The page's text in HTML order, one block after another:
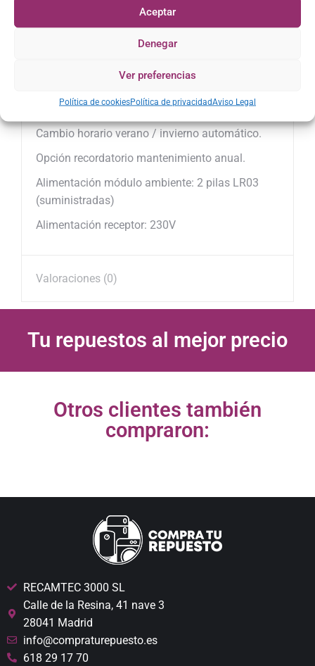
Aceptar
Denegar
Ver preferencias
Política de cookiesPolítica de privacidadAviso Legal
Programación de 2 temperaturas de consigna.
Visualización de temperatura ambiente.
Indicador del estado de la caldera.
Cambio horario verano / invierno automático.
Opción recordatorio mantenimiento anual.
Alimentación módulo ambiente: 2 pilas LR03
(suministradas)
Alimentación receptor: 230V
Valoraciones (0)
Tu repuestos al mejor precio
Otros clientes también
compraron:
RECAMTEC 3000 SL
Calle de la Resina, 41 nave 3
28041 Madrid
info@compraturepuesto.es
618 29 17 70